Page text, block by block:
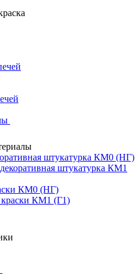
штукатурка КМ0 (НГ)
штукатурка КМ1
КМ0 (НГ)
КМ1 (Г1)